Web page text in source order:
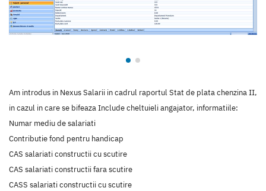
Am introdus in Nexus Salarii in cadrul raportul Stat de plata chenzina II,
in cazul in care se bifeaza Include cheltuieli angajator, informatiile:
Numar mediu de salariati
Contributie fond pentru handicap
CAS salariati constructii cu scutire
CAS salariati constructii fara scutire
CASS salariati constructii cu scutire